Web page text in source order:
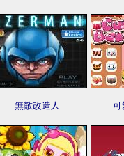
無敵改造人 可